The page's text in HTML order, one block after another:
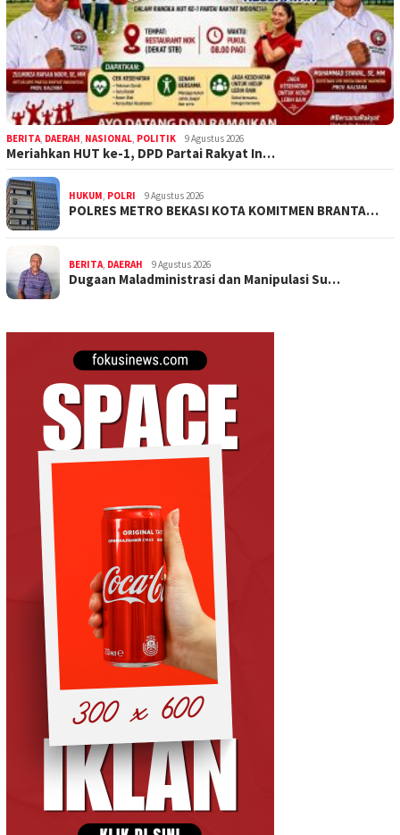
BERITA, DAERAH, NASIONAL, POLITIK 9 Agustus 2026
Meriahkan HUT ke-1, DPD Partai Rakyat In…
HUKUM, POLRI 9 Agustus 2026
POLRES METRO BEKASI KOTA KOMITMEN BRANTA…
BERITA, DAERAH 9 Agustus 2026
Dugaan Maladministrasi dan Manipulasi Su…